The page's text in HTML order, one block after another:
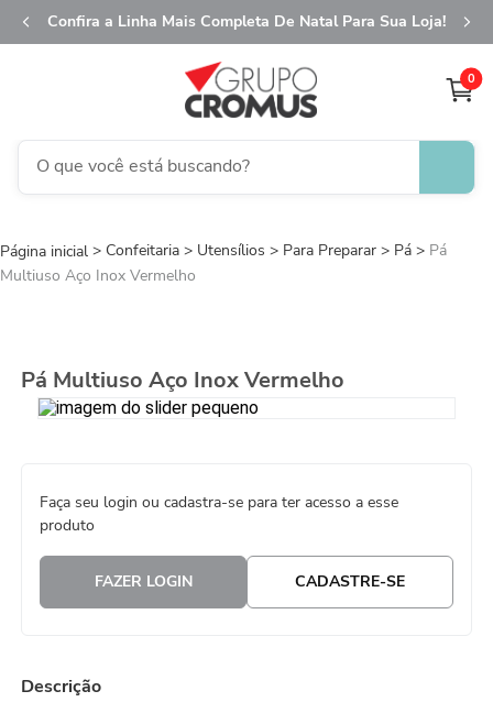
Confira a Linha Mais Completa De Natal Para Sua Loja!
0
O que você está buscando?
Confeitaria Utensílios Para Preparar Pá
Pá
Multiuso Aço Inox Vermelho
Pá Multiuso Aço Inox Vermelho
Faça seu login ou cadastra-se para ter acesso a esse
produto
FAZER LOGIN CADASTRE-SE
Descrição
1º
fita aramada
5º
9º
urso